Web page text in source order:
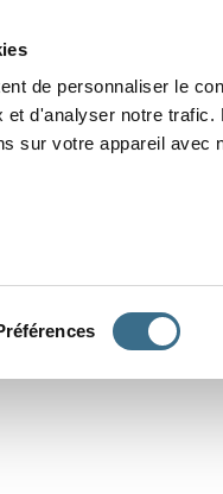
de personnaliser le
d'analyser notre
sur votre appareil avec